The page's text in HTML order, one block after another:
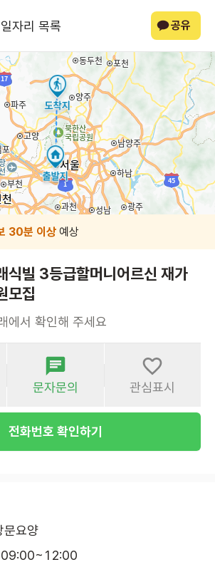
일자리 목록 공유
30분 이상 예상
식빌 3등급할머니어르신 재가
모집
에서 확인해 주세요
문자문의 관심표시
전화번호 확인하기
문요양